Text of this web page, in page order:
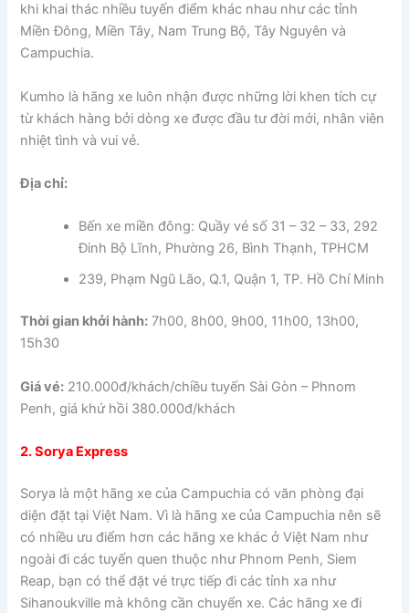
khi khai thác nhiều tuyến điểm khác nhau như các tỉnh
Miền Đông, Miền Tây, Nam Trung Bộ, Tây Nguyên và
Campuchia.
Kumho là hãng xe luôn nhận được những lời khen tích cự
từ khách hàng bởi dòng xe được đầu tư đời mới, nhân viên
nhiệt tình và vui vẻ.
Địa chỉ:
Bến xe miền đông: Quầy vé số 31 – 32 – 33, 292
Đinh Bộ Lĩnh, Phường 26, Bình Thạnh, TPHCM
239, Phạm Ngũ Lão, Q.1, Quận 1, TP. Hồ Chí Minh
Thời gian khởi hành: 7h00, 8h00, 9h00, 11h00, 13h00,
15h30
Giá vé: 210.000đ/khách/chiều tuyến Sài Gòn – Phnom
Penh, giá khứ hồi 380.000đ/khách
2. Sorya Express
Sorya là một hãng xe của Campuchia có văn phòng đại
diện đặt tại Việt Nam. Vì là hãng xe của Campuchia nên sẽ
có nhiều ưu điểm hơn các hãng xe khác ở Việt Nam như
ngoài đi các tuyến quen thuộc như Phnom Penh, Siem
Reap, bạn có thể đặt vé trực tiếp đi các tỉnh xa như
Sihanoukville mà không cần chuyển xe. Các hãng xe đi